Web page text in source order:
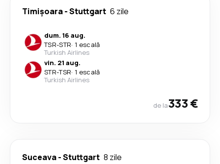
Timișoara-Stuttgart 6 zile
dum. 16 aug.
TSR-STR· 1 escală
Turkish Airlines
vin. 21 aug.
STR-TSR· 1 escală
Turkish Airlines
de la333 €
Suceava-Stuttgart 8 zile